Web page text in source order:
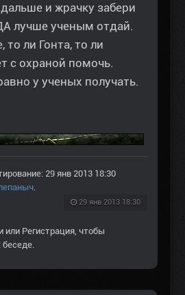
и жрачку забери
лучше ученым отдай.
то ли Гонта, то ли
с охраной помочь.
у ученых получать.
29 янв 2013 18:30
.
29 янв 2013 18:30
или Регистрация, чтобы
беседе.